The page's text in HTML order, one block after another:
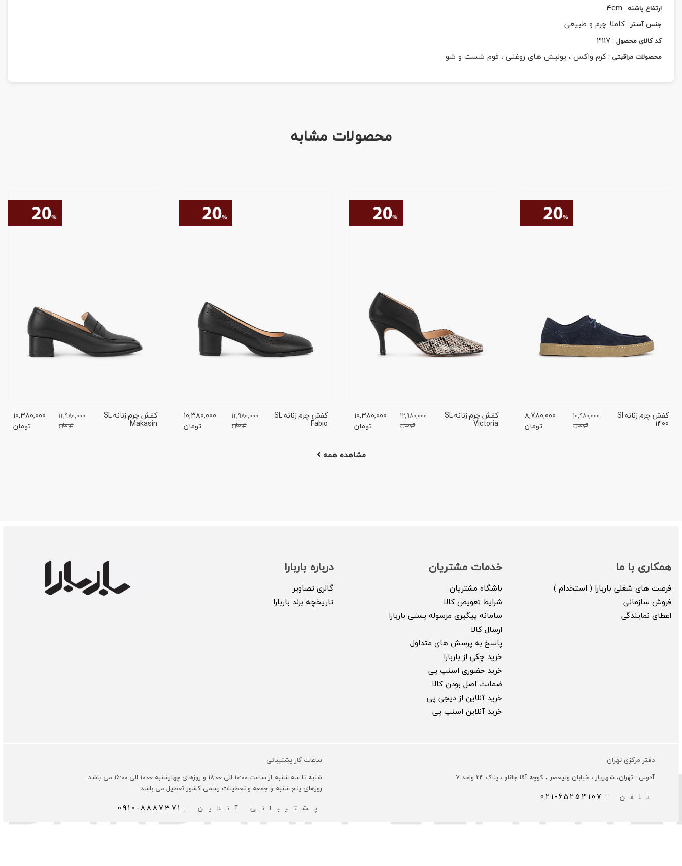
ارتفاع پاشنه :
4cm
جنس آستر :کاملا چرم و طبیعی
کد کالای محصول :
3117
محصولات مراقبتی :کرم واکس ، پولیش های روغنی ، فوم شست و شو
محصولات مشابه
کفش چرم زنانه SI
1400
۱۰,۹۸۰,۰۰۰
تومان
۸,۷۸۰,۰۰۰
تومان
کفش چرم زنانه SL
Victoria
۱۲,۹۸۰,۰۰۰
تومان
۱۰,۳۸۰,۰۰۰
تومان
کفش چرم زنانه SL
Fabio
۱۲,۹۸۰,۰۰۰
تومان
۱۰,۳۸۰,۰۰۰
تومان
کفش چرم زنانه SL
Makasin
۱۲,۹۸۰,۰۰۰
تومان
۱۰,۳۸۰,۰۰۰
تومان
مشاهده همه
همکاری با ما
فرصت های شغلی باربارا ( استخدام )
فروش سازمانی
اعطای نمایندگی
خدمات مشتریان
باشگاه مشتریان
شرایط تعویض کالا
سامانه پیگیری مرسوله پستی باربارا
ارسال کالا
پاسخ به پرسش های متداول
خرید چکی از باربارا
خرید حضوری اسنپ پی
ضمانت اصل بودن کالا
خرید آنلاین از دیجی پی
خرید آنلاین اسنپ پی
درباره باربارا
گالری تصاویر
تاریخچه برند باربارا
دفتر مرکزی تهران
آدرس : تهران، شهریار ، خیابان ولیعصر ، کوچه آقا جانلو ، پلاک 24 واحد 7
تلفن : 021-65253107
ساعات کار پشتیبانی
شنبه تا سه شنبه از ساعت 10:00 الی 18:00 و روزهای چهارشنبه 10:00 الی 16:00 می باشد.
روزهای پنج شنبه و جمعه و تعطیلات رسمی کشور تعطیل می باشد.
پشتیبانی آنلاین : 0910-8887371